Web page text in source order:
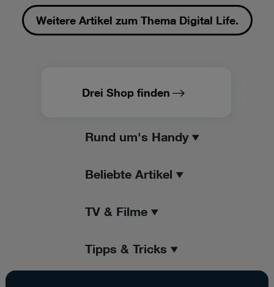
Weitere Artikel zum Thema Digital Life.
Drei Shop finden
Rund um's Handy
Beliebte Artikel
TV & Filme
Tipps & Tricks